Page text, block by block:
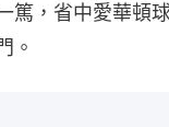
篤，省中愛華頓
。